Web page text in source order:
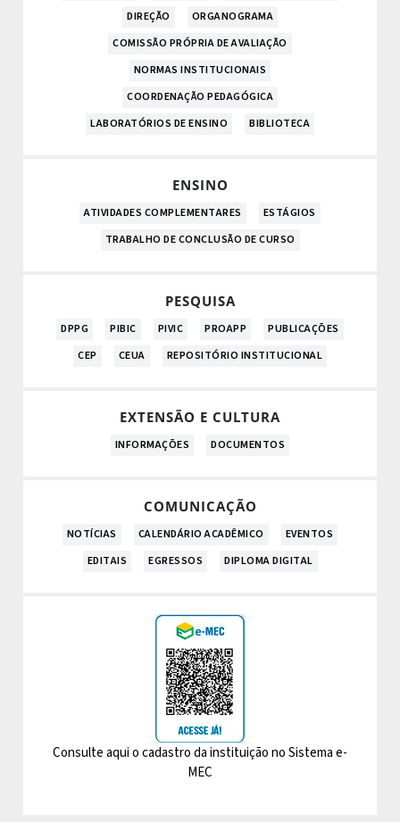
DIREÇÃO
ORGANOGRAMA
COMISSÃO PRÓPRIA DE AVALIAÇÃO
NORMAS INSTITUCIONAIS
COORDENAÇÃO PEDAGÓGICA
LABORATÓRIOS DE ENSINO
BIBLIOTECA
ENSINO
ATIVIDADES COMPLEMENTARES
ESTÁGIOS
TRABALHO DE CONCLUSÃO DE CURSO
PESQUISA
DPPG PIBIC PIVIC PROAPP
PUBLICAÇÕES
CEP
CEUA REPOSITÓRIO INSTITUCIONAL
EXTENSÃO E CULTURA
INFORMAÇÕES DOCUMENTOS
COMUNICAÇÃO
NOTÍCIAS CALENDÁRIO ACADÊMICO
EVENTOS
EDITAIS
EGRESSOS DIPLOMA DIGITAL
Consulte aqui o cadastro da instituição no Sistema e-
MEC